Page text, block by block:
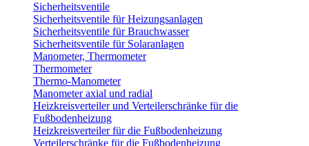
Sicherheitsventile
Sicherheitsventile für Heizungsanlagen
Sicherheitsventile für Brauchwasser
Sicherheitsventile für Solaranlagen
Manometer, Thermometer
Thermometer
Thermo-Manometer
Manometer axial und radial
Heizkreisverteiler und Verteilerschränke für die
Fußbodenheizung
Heizkreisverteiler für die Fußbodenheizung
Verteilerschränke für die Fußbodenheizung